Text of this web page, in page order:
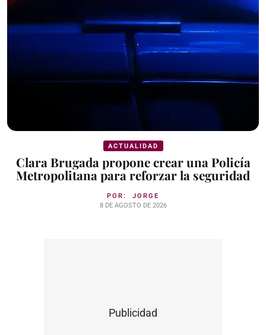
ACTUALIDAD
Clara Brugada propone crear una Policía
Metropolitana para reforzar la seguridad
POR: JORGE
8 DE AGOSTO DE 2026
Publicidad